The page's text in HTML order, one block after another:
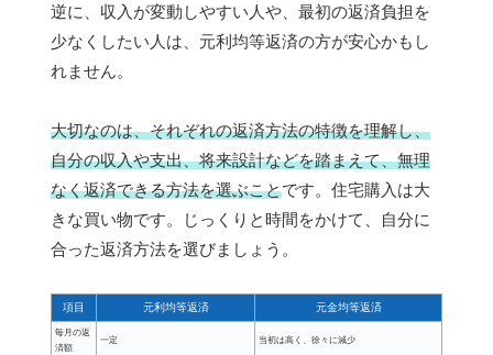
逆に、収入が変動しやすい人や、最初の返済負担を
少なくしたい人は、元利均等返済の方が安心かもし
れません。
大切なのは、それぞれの返済方法の特徴を理解し、
自分の収入や支出、将来設計などを踏まえて、無理
なく返済できる方法を選ぶことです。住宅購入は大
きな買い物です。じっくりと時間をかけて、自分に
合った返済方法を選びましょう。
項目 元利均等返済 元金均等返済
毎月の返
済額
一定 当初は高く、徐々に減少